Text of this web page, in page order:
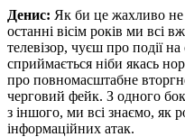
Денис: Як би це жахливо не
останні вісім років ми всі
телевізор, чуєш про події
сприймається ніби якась
про повномасштабне
черговий фейк. З одного
з іншого, ми всі знаємо, як
інформаційних атак.